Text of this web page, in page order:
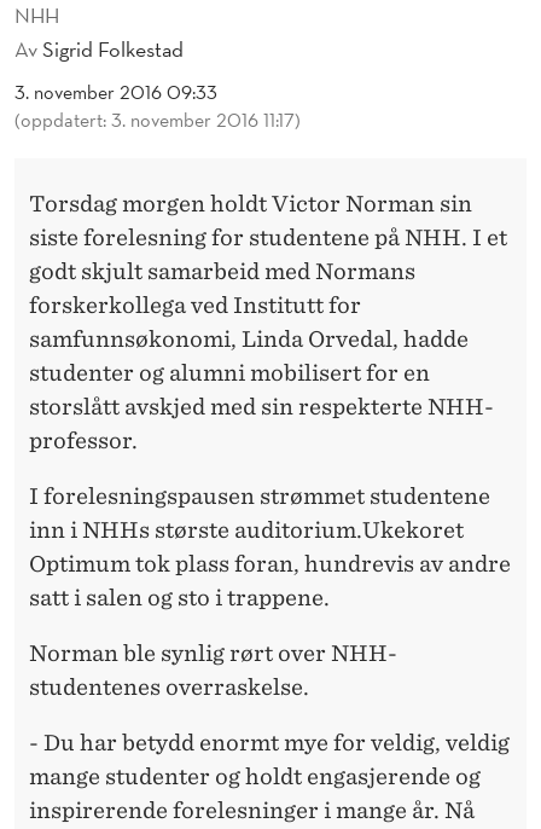
GNHH
AvSigrid Folkestad
3. november 2016 09:33
(oppdatert: 3. november 2016 11:17)
Torsdag morgen holdt Victor Norman sin
siste forelesning for studentene på NHH. I et
godt skjult samarbeid med Normans
forskerkollega ved Institutt for
samfunnsøkonomi, Linda Orvedal, hadde
studenter og alumni mobilisert for en
storslått avskjed med sin respekterte NHH-
professor.
I forelesningspausen strømmet studentene
inn i NHHs største auditorium.Ukekoret
Optimum tok plass foran, hundrevis av andre
satt i salen og sto i trappene.
Norman ble synlig rørt over NHH-
studentenes overraskelse.
- Du har betydd enormt mye for veldig, veldig
mange studenter og holdt engasjerende og
inspirerende forelesninger i mange år. Nå